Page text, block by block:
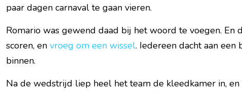
paar dagen carnaval te gaan vieren.
Romario was gewend daad bij het woord te voegen.
scoren, en vroeg om een wissel. Iedereen dacht aan een
binnen.
Na de wedstrijd liep heel het team de kleedkamer in,